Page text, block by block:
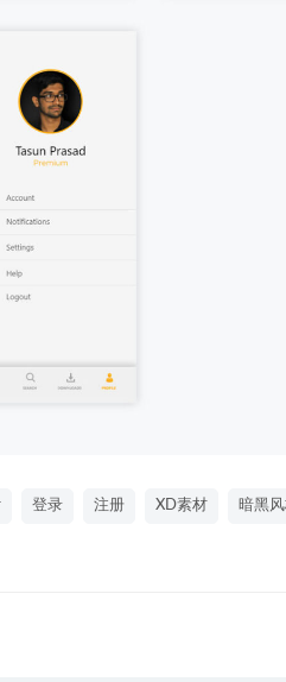
登录 注册 XD素材 暗黑